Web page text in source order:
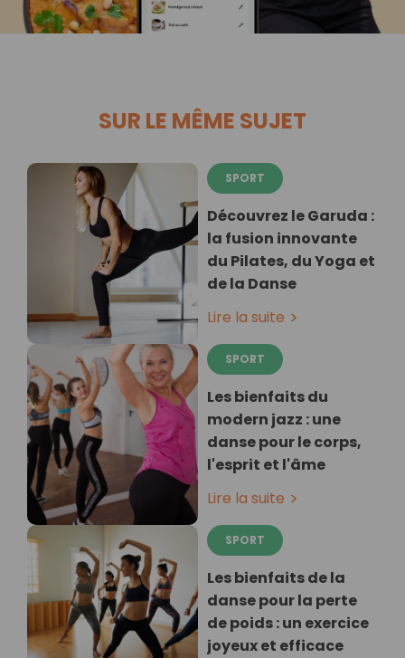
SUR LE MÊME SUJET
SPORT
Découvrez le Garuda :
la fusion innovante
du Pilates, du Yoga et
de la Danse
Lire la suite
SPORT
Les bienfaits du
modern jazz : une
danse pour le corps,
l'esprit et l'âme
Lire la suite
SPORT
Les bienfaits de la
danse pour la perte
de poids : un exercice
joyeux et efficace